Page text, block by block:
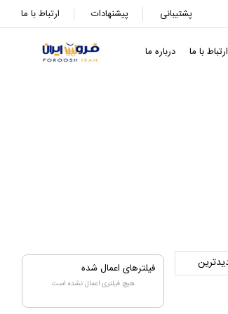
ارتباط با ما پیشنهادات پشتیبانی
ارتباط با ما درباره ما
فیلترهای اعمال شده
هیچ فیلتری اعمال نشده است